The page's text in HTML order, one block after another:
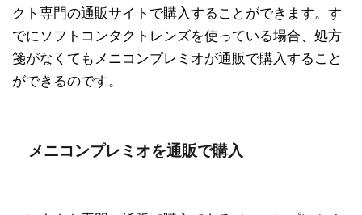
クト専門の通販サイトで購入することができます。す
でにソフトコンタクトレンズを使っている場合、処方
箋がなくてもメニコンプレミオが通販で購入すること
ができるのです。
メニコンプレミオを通販で購入